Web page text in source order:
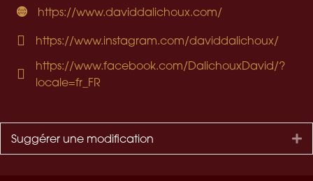
https://www.daviddalichoux.com/
https://www.instagram.com/daviddalichoux/
https://www.facebook.com/DalichouxDavid/?
locale=fr_FR
Suggérer une modification